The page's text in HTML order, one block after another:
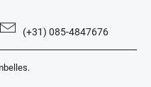
(+31) 085-4847676
.